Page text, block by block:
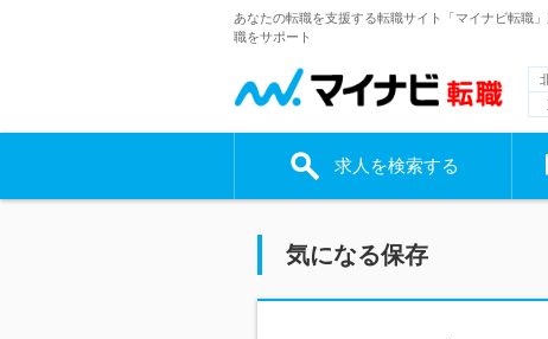
あなたの転職を支援する転職サイト「マイナビ転職
職をサポート
求人を検索する
気になる保存